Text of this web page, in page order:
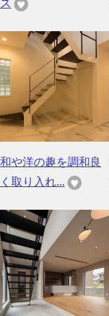
ス
和や洋の趣を調和良
く取り入れ...